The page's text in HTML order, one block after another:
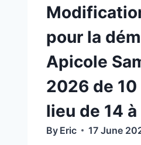
pour la
Apicole
2026 de 10
lieu de 14 à
By Eric 17 June